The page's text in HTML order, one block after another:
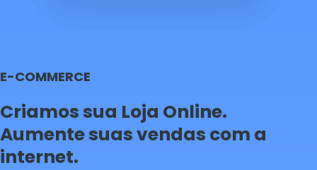
E-COMMERCE
Criamos sua Loja Online.
Aumente suas vendas com a
internet.